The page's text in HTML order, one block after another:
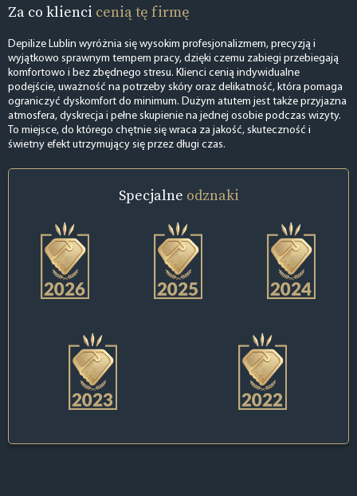
Za co klienci cenią tę firmę
Depilize Lublin wyróżnia się wysokim profesjonalizmem, precyzją i
wyjątkowo sprawnym tempem pracy, dzięki czemu zabiegi przebiegają
komfortowo i bez zbędnego stresu. Klienci cenią indywidualne
podejście, uważność na potrzeby skóry oraz delikatność, która pomaga
ograniczyć dyskomfort do minimum. Dużym atutem jest także przyjazna
atmosfera, dyskrecja i pełne skupienie na jednej osobie podczas wizyty.
To miejsce, do którego chętnie się wraca za jakość, skuteczność i
świetny efekt utrzymujący się przez długi czas.
Specjalne odznaki